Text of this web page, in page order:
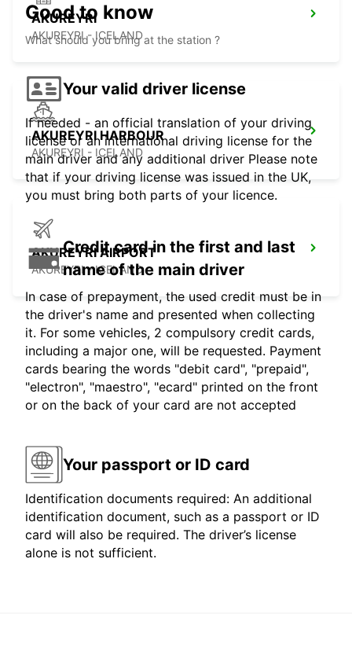
AKUREYRI
AKUREYRI - ICELAND
AKUREYRI HARBOUR
AKUREYRI - ICELAND
AKUREYRI AIRPORT
AKUREYRI - ICELAND
Good to know
What should you bring at the station ?
Your valid driver license
If needed - an official translation of your driving
license or an international driving license for the
main driver and any additional driver Please note
that if your driving license was issued in the UK,
you must bring both parts of your licence.
Credit card in the first and last
name of the main driver
In case of prepayment, the used credit must be in
the driver's name and presented when collecting
it. For some vehicles, 2 compulsory credit cards,
including a major one, will be requested. Payment
cards bearing the words "debit card", "prepaid",
"electron", "maestro", "ecard" printed on the front
or on the back of your card are not accepted
Your passport or ID card
Identification documents required: An additional
identification document, such as a passport or ID
card will also be required. The driver’s license
alone is not sufficient.